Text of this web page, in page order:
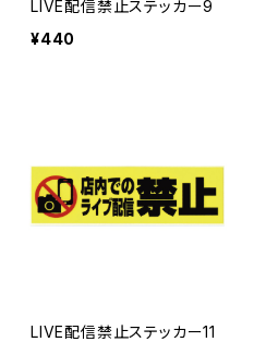
LIVE配信禁止ステッカー9
¥440
LIVE配信禁止ステッカー11